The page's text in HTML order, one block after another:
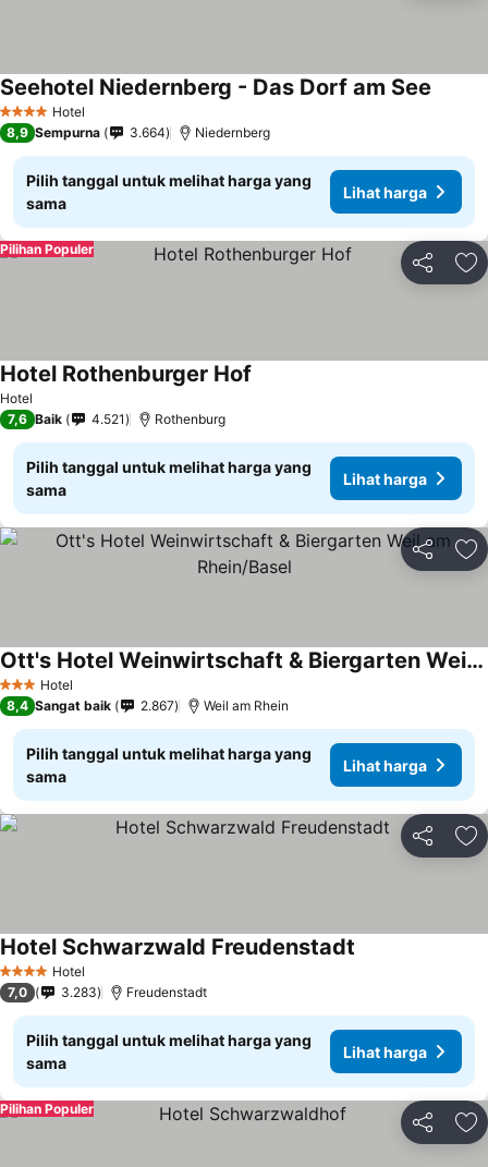
4 BintangHotel
Seehotel Niedernberg - Das Dorf am See
8,9 Sempurna 3.664 Niedernberg
Pilih tanggal untuk melihat harga yang
sama
Lihat harga
Bagikan
Pilihan Populer
Hotel
Hotel Rothenburger Hof
7,6 Baik 4.521 Rothenburg
Pilih tanggal untuk melihat harga yang
sama
Lihat harga
Bagikan
3 BintangHotel
Ott's Hotel Weinwirtschaft & Biergarten Weil am Rhein/Basel
8,4 Sangat baik 2.867 Weil am Rhein
Pilih tanggal untuk melihat harga yang
sama
Lihat harga
Bagikan
4 BintangHotel
Hotel Schwarzwald Freudenstadt
7,0 3.283 Freudenstadt
Pilih tanggal untuk melihat harga yang
sama
Lihat harga
Bagikan
Pilihan Populer